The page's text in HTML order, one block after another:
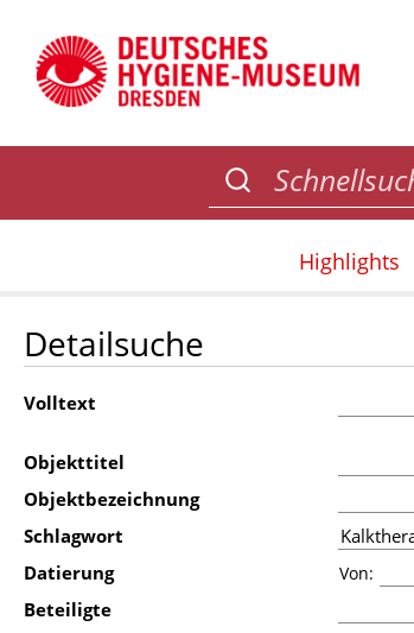
Highlights
Detailsuche
Volltext
Objekttitel
Objektbezeichnung
Schlagwort
Datierung
Von:
Beteiligte